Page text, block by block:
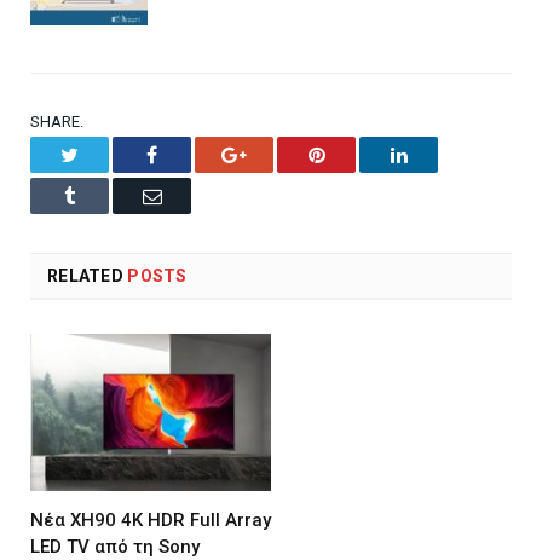
SHARE.
Facebook Google+ Pinterest LinkedIn
Tumblr Email
RELATED POSTS
Νέα XH90 4K HDR Full Array
LED TV από τη Sony